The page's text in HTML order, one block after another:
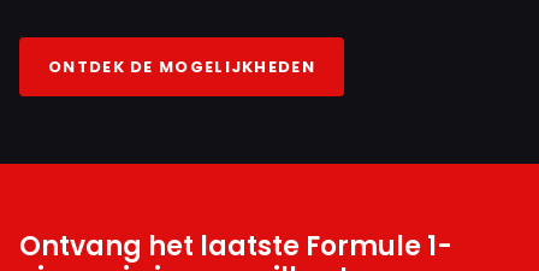
ONTDEK DE MOGELIJKHEDEN
Ontvang het laatste Formule 1-